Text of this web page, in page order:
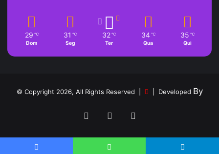
29 ℃
Dom
31 ℃
Seg
32 ℃
Ter
34 ℃
Qua
35 ℃
Qui
© Copyright 2026, All Rights Reserved | | Developed By
FacebookYouTube